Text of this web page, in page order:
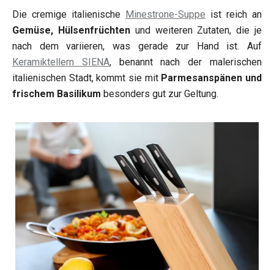
Die cremige italienische Minestrone-Suppe ist reich an
Gemüse, Hülsenfrüchtenund weiteren Zutaten, die je
nach dem variieren, was gerade zur Hand ist. Auf
Keramiktellern SIENA, benannt nach der malerischen
italienischen Stadt, kommt sie mit Parmesanspänen und
frischem Basilikum besonders gut zur Geltung.